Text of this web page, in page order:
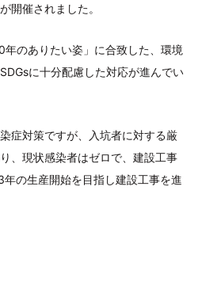
開催されました。
のありたい姿」に合致した、環境
に十分配慮した対応が進んでい
症対策ですが、入坑者に対する厳
、現状感染者はゼロで、建設工事
の生産開始を目指し建設工事を進